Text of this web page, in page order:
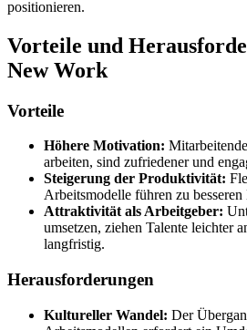
positionieren.
Vorteile und
New Work
Vorteile
Höhere Motivation:
arbeiten, sind zufrie­dener und
Steigerung der Produktivität:
Arbeitsmodelle führen zu besseren
Attraktivität als Arbeitgeber:
umsetzen, ziehen Talente leichter
langfristig.
Herausforderungen
Kultureller Wandel: Der